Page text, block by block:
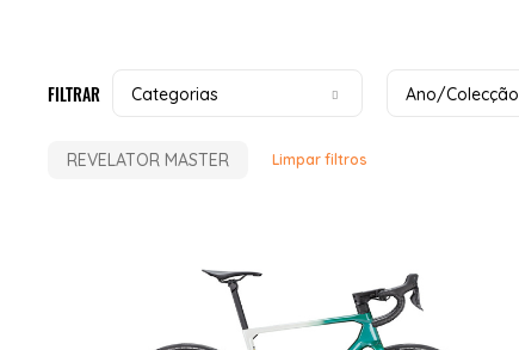
FILTRAR Categorias Ano/Colecção
REVELATOR MASTER Limpar filtros